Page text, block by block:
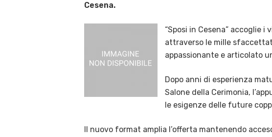
Cesena.
“Sposi in Cesena” accoglie
attraverso le mille
appassionante e articolato
Dopo anni di esperienza
Salone della Cerimonia,
le esigenze delle future
Il nuovo format amplia l’offerta mantenendo